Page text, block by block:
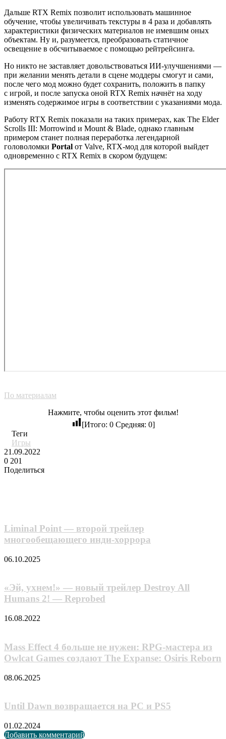
Дальше RTX Remix позволит использовать машинное
обучение, чтобы увеличивать текстуры в 4 раза и добавлять
характеристики физических материалов не имевшим оных
объектам. Ну и, разумеется, преобразовать статичное
освещение в обсчитываемое с помощью рейтрейсинга.
Но никто не заставляет довольствоваться ИИ-улучшениями —
при желании менять детали в сцене моддеры смогут и сами,
после чего мод можно будет сохранить, положить в папку
с игрой, и после запуска оной RTX Remix начнёт на ходу
изменять содержимое игры в соответствии с указаниями мода.
Работу RTX Remix показали на таких примерах, как The Elder
Scrolls III: Morrowind и Mount & Blade, однако главным
примером станет полная переработка легендарной
головоломки Portal от Valve, RTX-мод для которой выйдет
одновременно с RTX Remix в скором будущем:
По материалам
Нажмите, чтобы оценить этот фильм!
[Итого: 0Средняя: 0]
Теги
Игры
21.09.2022
0 201
Поделиться
Liminal Point — второй трейлер
многообещающего инди-хоррора
06.10.2025
«Эй, ухнем!» — новый трейлер Destroy All
Humans 2! — Reprobed
16.08.2022
Mass Effect 4 больше не нужен: RPG-мастера из
Owlcat Games создают The Expanse: Osiris Reborn
08.06.2025
Until Dawn возвращается на PC и PS5
01.02.2024
Добавить комментарий